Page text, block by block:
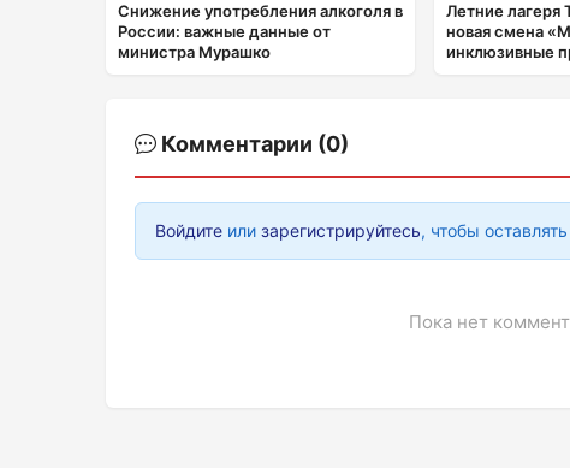
Снижение употребления алкоголя в
России: важные данные от
министра Мурашко
Летние лагеря
новая смена
инклюзивные
Комментарии (0)
Войдите или зарегистрируйтесь, чтобы
Пока нет